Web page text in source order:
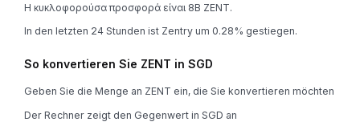
Η κυκλοφορούσα προσφορά είναι 8B ZENT.
In den letzten 24 Stunden ist Zentry um 0.28% gestiegen.
So konvertieren Sie ZENT in SGD
Geben Sie die Menge an ZENT ein, die Sie konvertieren möchten
Der Rechner zeigt den Gegenwert in SGD an